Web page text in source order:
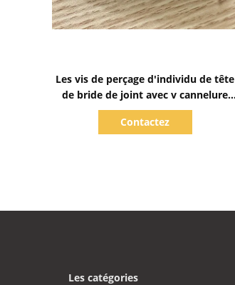
Les vis de perçage d'individu de tête
de bride de joint avec v cannelure
Baypole visse PH2
Contactez
Les catégories